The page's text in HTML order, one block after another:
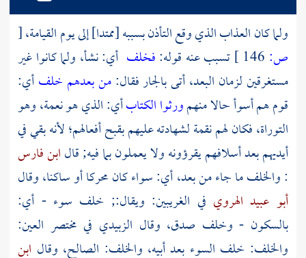
ولما كان العذاب الذي وقع التأذن بسببه [ممتدا] إلى يوم القيامة،[
ص:
تسبب عنه قوله:فخلف أي: نشأ، ولما كانوا غير
مستغرقين لزمان البعد، أتى بالجار فقال:من بعدهم خلفأي:
قوم هم أسوأ حالا منهمورثوا الكتابأي: الذي هو نعمة، وهو
التوراة، فكان لهم نقمة لشهادته عليهم بقبح أفعالهم؛ لأنه بقي في
أيديهم بعد أسلافهم يقرؤونه ولا يعملون بما فيه; قالابن فارس
: والخلف ما جاء من بعد، أي: سواء كان محركا أو ساكنا، وقال
أبو عبيد الهروي في الغريبين: ويقال:; خلف سوء - أي:
بالسكون - وخلف صدق، وقال الزبيدي في مختصر العين:
والخلف: خلف السوء بعد أبيه، والخلف: الصالح، وقال ابن